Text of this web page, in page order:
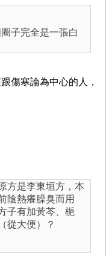
子完全是一張白
傷寒論為中心的人，
方是李東垣方，本
陰熱癢臊臭而用
子有加黃芩、梔
從大便）？